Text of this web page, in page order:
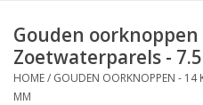
Occasions
Gouden oorknoppen
Zoetwaterparels -
HOME/ GOUDEN OORKNOPPEN - 14
MM